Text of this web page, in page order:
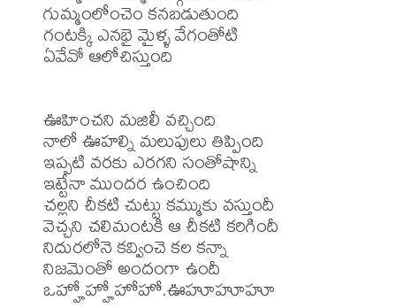
గుమ్మంలోంచెం కనబడుతుంది
గంటక్కి ఎనభై మైళ్ళ వేగంతోటి
ఏవేవో ఆలోచిస్తుంది
ఊహించని మజిలీ వచ్చింది
నాలో ఊహల్ని మలుపులు తిప్పింది
ఇప్పటి వరకు ఎరగని సంతోషాన్ని
ఇట్టేనా ముందర ఉంచింది
చల్లని చీకటి చుట్టు కమ్ముకు వస్తుందీ
వెచ్చని చలిమంటకి ఆ చీకటి కరిగిందీ
నిదురలోనె కవ్వించె కల కన్నా
నిజమెంతో అందంగా ఉందీ
ఒహ్హోహ్హోహోహో.ఊహూహూహూ